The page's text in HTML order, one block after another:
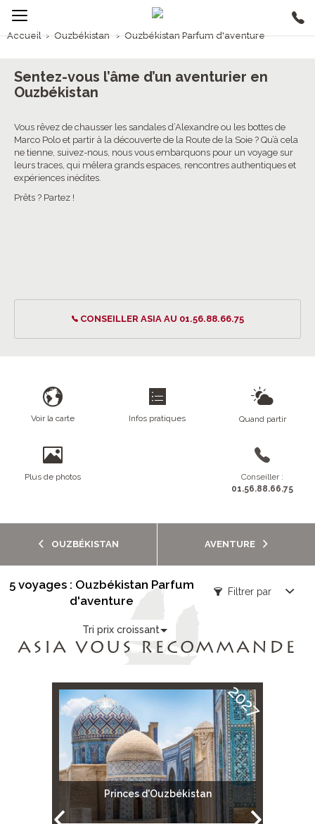
Accueil › Ouzbékistan › Ouzbékistan Parfum d'aventure
Ouzbékistan Parfum d'aventure
Sentez-vous l’âme d’un aventurier en
Ouzbékistan
Vous rêvez de chausser les sandales d’Alexandre ou les bottes de
Marco Polo et partir à la découverte de la Route de la Soie ? Qu’à cela
ne tienne, suivez-nous, nous vous embarquons pour un voyage sur
leurs traces, qui mêlera grands espaces, rencontres authentiques et
expériences inédites.
Prêts ? Partez !
CONSEILLER ASIA AU 01.56.88.66.75
Voir la carte Infos pratiques Quand partir
Plus de photos
Conseiller :
01.56.88.66.75
OUZBÉKISTAN AVENTURE
5 voyages : Ouzbékistan Parfum
d'aventure
Tri prix croissant
Filtrer par
ASIA VOUS RECOMMANDE
Princes d'Ouzbékistan
2027